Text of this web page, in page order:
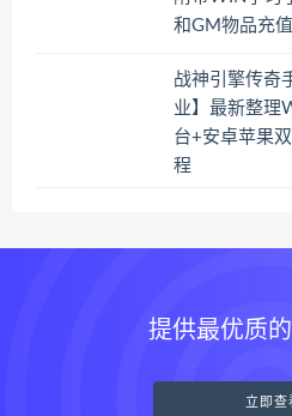
和GM物品充
战神引擎传奇
业】最新整理
台+安卓苹果
程
提供最优质
立即查